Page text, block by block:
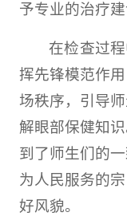
予专业的治疗建
在检查过
挥先锋模范作
场秩序，引导
解眼部保健知
到了师生们的
为人民服务的
好风貌。